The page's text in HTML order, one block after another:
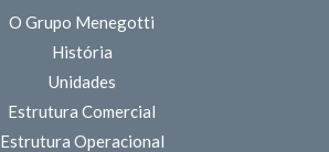
O Grupo Menegotti
História
Unidades
Estrutura Comercial
Estrutura Operacional